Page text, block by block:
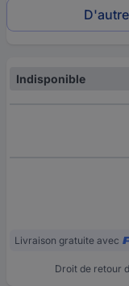
Indisponible
Livraison gratuite avec
Droit de retour